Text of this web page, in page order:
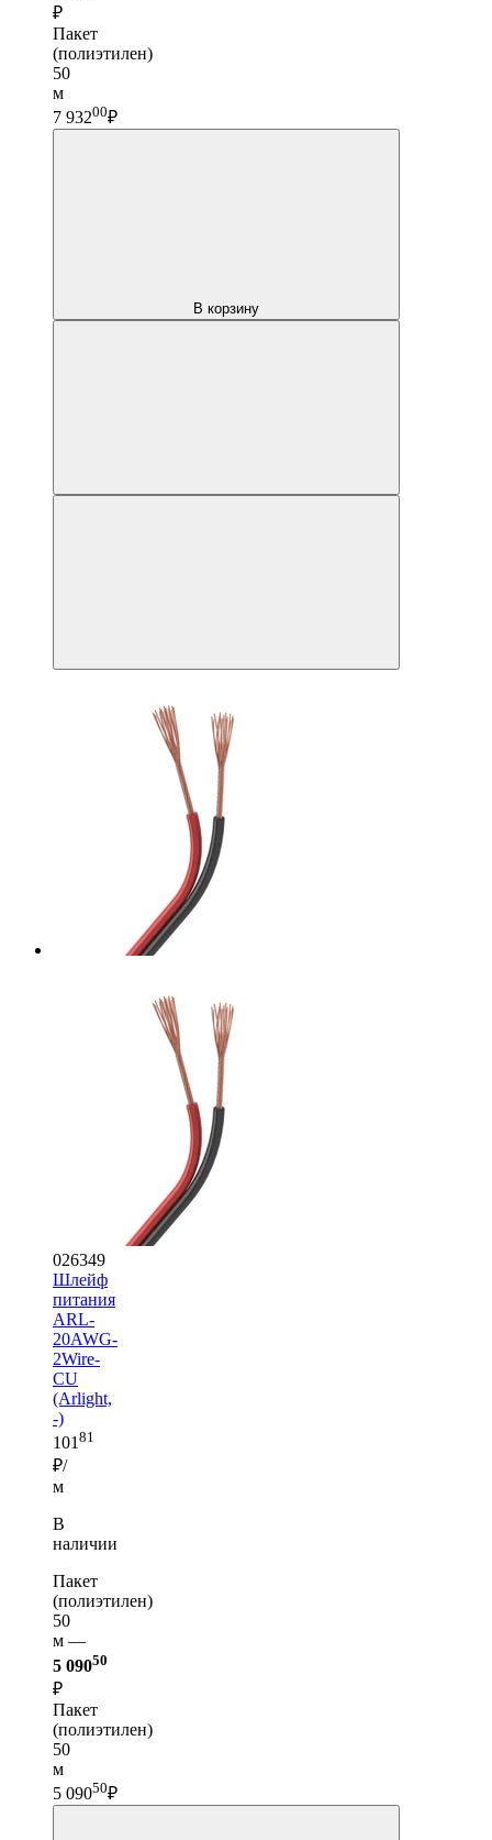
₽
Пакет
(полиэтилен)
50
м
7 93200₽
В корзину
026349
Шлейф
питания
ARL-
20AWG-
2Wire-
CU
(Arlight,
-)
101 81
₽/
м
В
наличии
Пакет
(полиэтилен)
50
м —
5 09050
₽
Пакет
(полиэтилен)
50
м
5 09050₽